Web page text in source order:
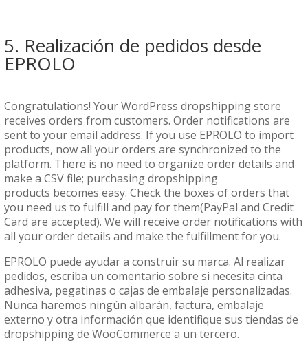
5. Realización de pedidos desde
EPROLO
Congratulations! Your WordPress dropshipping store
receives orders from customers. Order notifications are
sent to your email address. If you use EPROLO to import
products, now all your orders are synchronized to the
platform. There is no need to organize order details and
make a CSV file; purchasingdropshipping
products becomes easy. Check the boxes of orders that
you need us to fulfill and pay for them(PayPal and Credit
Card are accepted). We will receive order notifications with
all your order details and make the fulfillment for you.
EPROLO puede ayudar a construir su marca. Al realizar
pedidos, escriba un comentario sobre si necesita cinta
adhesiva, pegatinas o cajas de embalaje personalizadas.
Nunca haremos ningún albarán, factura, embalaje
externo y otra información que identifique sus tiendas de
dropshipping de WooCommerce a un tercero.